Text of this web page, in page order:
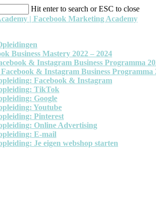
Hit enter to search or ESC to close
Business Mastery 2022 – 2024
& Instagram Business Programma
& Instagram Business Programma
Facebook & Instagram
TikTok
Google
Youtube
Pinterest
Online Advertising
E-mail
Je eigen webshop starten